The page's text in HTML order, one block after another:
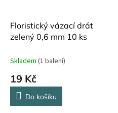
Floristický vázací drát
zelený 0,6 mm 10 ks
Skladem (1 balení)
19 Kč
Do košíku